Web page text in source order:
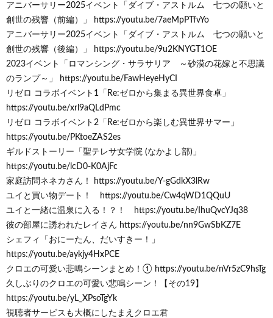
アニバーサリー2025イベント「ダイブ・アストルム 七つの願いと
創世の残響（前編）」 https://youtu.be/7aeMpPTfvYo
アニバーサリー2025イベント「ダイブ・アストルム 七つの願いと
創世の残響（後編）」 https://youtu.be/9u2KNYGT1OE
2023イベント「ロマンシング・サラサリア ～砂漠の花嫁と不思議
のランプ～」 https://youtu.be/FawHeyeHyCI
リゼロ コラボイベント1「Re:ゼロから集まる異世界食卓」
https://youtu.be/xrl9aQLdPmc
リゼロ コラボイベント2「Re:ゼロから楽しむ異世界サマー」
https://youtu.be/PKtoeZAS2es
ギルドストーリー「聖テレサ女学院 (なかよし部)」
https://youtu.be/lcD0-K0AjFc
家庭訪問ネネカさん！ https://youtu.be/Y-gGdkX3lRw
ユイと買い物デート！ https://youtu.be/Cw4qWD1QQuU
ユイと一緒に温泉に入る！？！ https://youtu.be/IhuQvcYJq38
彼の部屋に誘われたレイさん https://youtu.be/nn9GwSbKZ7E
シェフィ「おにーたん、だいすきー！」
https://youtu.be/aykjy4HxPCE
クロエの可愛い悲鳴シーンまとめ！① https://youtu.be/nVr5zC9hsTg
久しぶりのクロエの可愛い悲鳴シーン！【その19】
https://youtu.be/yL_XPsoTgYk
視聴者サービスも大概にしたまえクロエ君